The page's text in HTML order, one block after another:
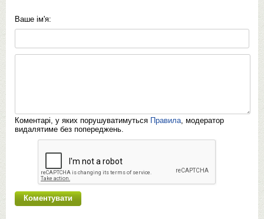
Ваше ім'я:
Коментарі, у яких порушуватимуться Правила , модератор
видалятиме без попереджень.